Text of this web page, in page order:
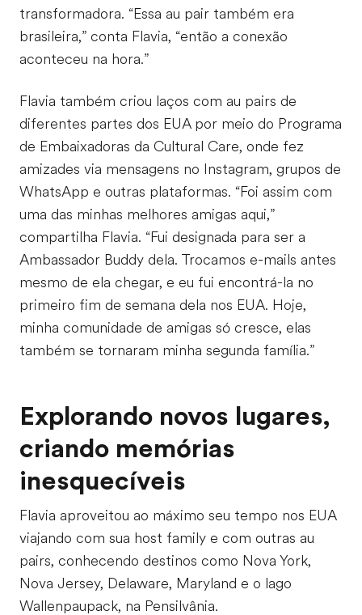
transformadora. “Essa au pair também era
brasileira,” conta Flavia, “então a conexão
aconteceu na hora.”
Flavia também criou laços com au pairs de
diferentes partes dos EUA por meio do Programa
de Embaixadoras da Cultural Care, onde fez
amizades via mensagens no Instagram, grupos de
WhatsApp e outras plataformas. “Foi assim com
uma das minhas melhores amigas aqui,”
compartilha Flavia. “Fui designada para ser a
Ambassador Buddy dela. Trocamos e-mails antes
mesmo de ela chegar, e eu fui encontrá-la no
primeiro fim de semana dela nos EUA. Hoje,
minha comunidade de amigas só cresce, elas
também se tornaram minha segunda família.”
Explorando novos lugares,
criando memórias
inesquecíveis
Flavia aproveitou ao máximo seu tempo nos EUA
viajando com sua host family e com outras au
pairs, conhecendo destinos como Nova York,
Nova Jersey, Delaware, Maryland e o lago
Wallenpaupack, na Pensilvânia.